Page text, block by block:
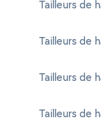
Tailleurs de
Tailleurs de
Tailleurs de
Tailleurs de